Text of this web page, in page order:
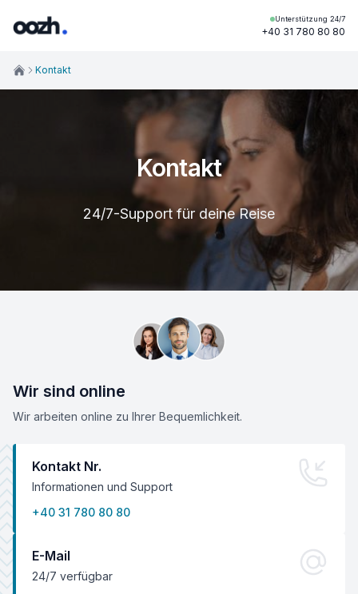
Unterstützung 24/7
+40 31 780 80 80
Kontakt
Kontakt
24/7-Support für deine Reise
Wir sind online
Wir arbeiten online zu Ihrer Bequemlichkeit.
Kontakt Nr.
Informationen und Support
+40 31 780 80 80
E-Mail
24/7 verfügbar